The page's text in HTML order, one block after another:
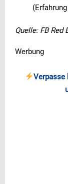
Quelle: FB Red
Werbung
Verpasse